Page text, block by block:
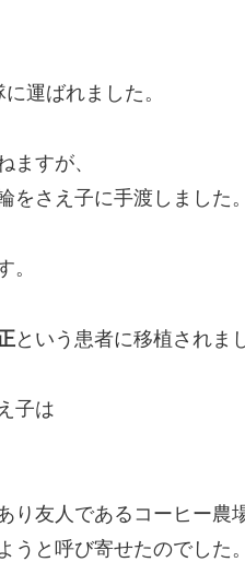
運ばれました。
ますが、
さえ子に手渡しました。
。
という患者に移植されま
子は
り友人であるコーヒー農
うと呼び寄せたのでした。